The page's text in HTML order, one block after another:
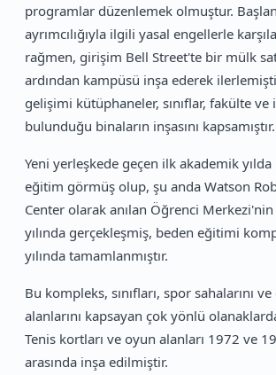
programlar düzenlemek olmuştur.
ayrımcılığıyla ilgili yasal engellerle
rağmen, girişim Bell Street'te bir mülk
ardından kampüsü inşa ederek
gelişimi kütüphaneler, sınıflar, fakülte
bulunduğu binaların inşasını kapsamıştır.
Yeni yerleşkede geçen ilk akademik
eğitim görmüş olup, şu anda Watson
Center olarak anılan Öğrenci Merkezi'nin
yılında gerçekleşmiş, beden eğitimi
yılında tamamlanmıştır.
Bu kompleks, sınıfları, spor sahalarını
alanlarını kapsayan çok yönlü
Tenis kortları ve oyun alanları 1972 ve
arasında inşa edilmiştir.